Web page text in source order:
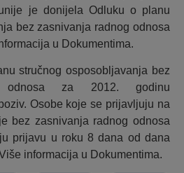
je donijela Odluku o planu
bez zasnivanja radnog odnosa
u Dokumentima.
stručnog osposobljavanja bez
odnosa za 2012. godinu
Osobe koje se prijavljuju na
bez zasnivanja radnog odnosa
prijavu u roku 8 dana od dana
informacija u Dokumentima.